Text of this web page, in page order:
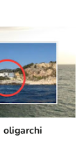
oligarchi